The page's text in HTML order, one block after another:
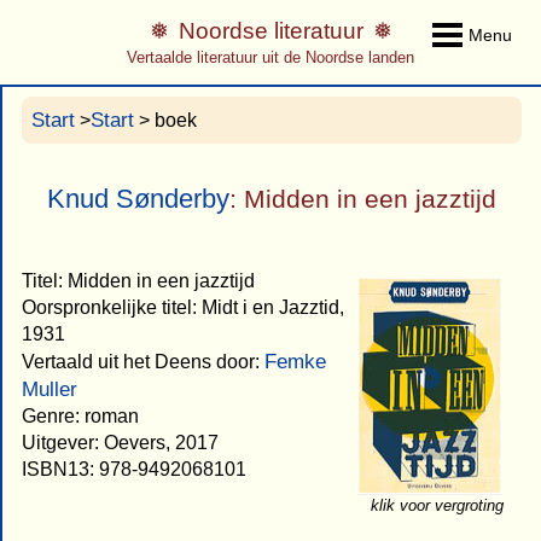
Menu
Noordse literatuur
Vertaalde literatuur uit de Noordse landen
Start >Start > boek
Knud Sønderby: Midden in een jazztijd
klik voor vergroting
Titel: Midden in een jazztijd
Oorspronkelijke titel: Midt i en Jazztid,
1931
Vertaald uit het Deens door: Femke
Muller
Genre: roman
Uitgever: Oevers, 2017
ISBN13: 978-9492068101